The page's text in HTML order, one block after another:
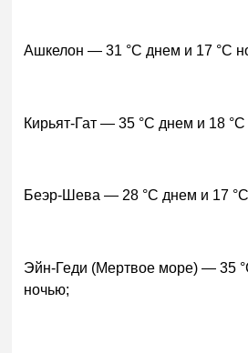
Ашкелон — 31 °C днем и 17 °C
Кирьят-Гат — 35 °C днем и 18
Беэр-Шева — 28 °C днем и 17
Эйн-Геди (Мертвое море) — 35
ночью;